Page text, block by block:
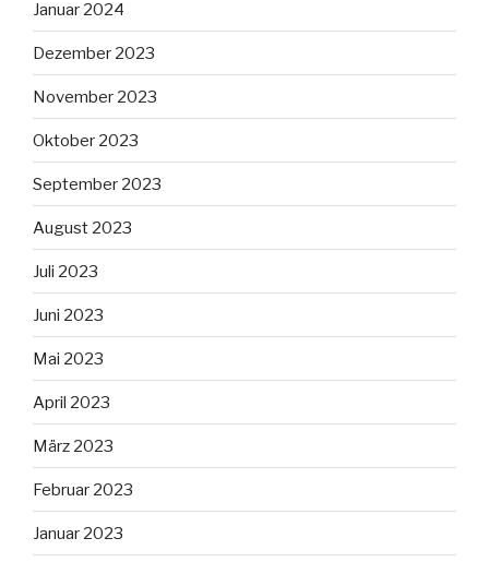
Januar 2024
Dezember 2023
November 2023
Oktober 2023
September 2023
August 2023
Juli 2023
Juni 2023
Mai 2023
April 2023
März 2023
Februar 2023
Januar 2023